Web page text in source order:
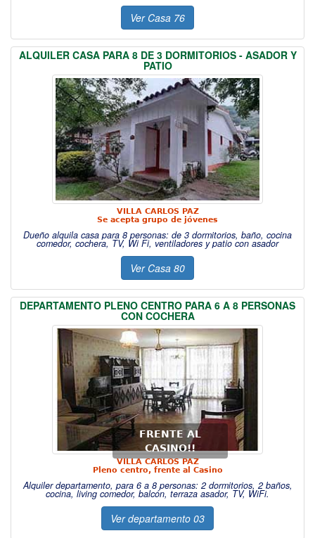
Ver Casa 76
ALQUILER CASA PARA 8 DE 3 DORMITORIOS - ASADOR Y
PATIO
VILLA CARLOS PAZ
Se acepta grupo de jóvenes
Dueño alquila casa para 8 personas: de 3 dormitorios, baño, cocina
comedor, cochera, TV, Wi Fi, ventiladores y patio con asador
Ver Casa 80
DEPARTAMENTO PLENO CENTRO PARA 6 A 8 PERSONAS
CON COCHERA
FRENTE AL
CASINO!!
VILLA CARLOS PAZ
Pleno centro, frente al Casino
Alquiler departamento, para 6 a 8 personas: 2 dormitorios, 2 baños,
cocina, living comedor, balcón, terraza asador, TV, WiFi.
Ver departamento 03